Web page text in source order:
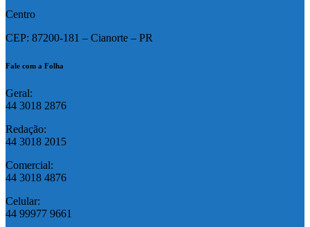
Centro
CEP: 87200-181 – Cianorte – PR
Fale com a Folha
Geral:
44 3018 2876
Redação:
44 3018 2015
Comercial:
44 3018 4876
Celular:
44 99977 9661